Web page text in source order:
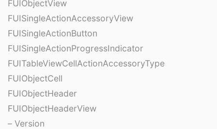
FUIObjectView
FUISingleActionAccessoryView
FUISingleActionButton
FUISingleActionProgressIndicator
FUITableViewCellActionAccessoryType
FUIObjectCell
FUIObjectHeader
FUIObjectHeaderView
– Version